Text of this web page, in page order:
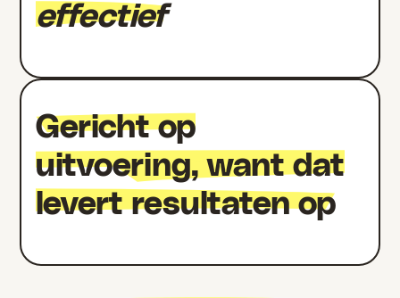
effectief
Gericht op
uitvoering, want dat
levert resultaten op